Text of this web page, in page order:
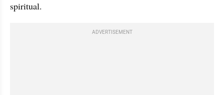
spiritual.
ADVERTISEMENT